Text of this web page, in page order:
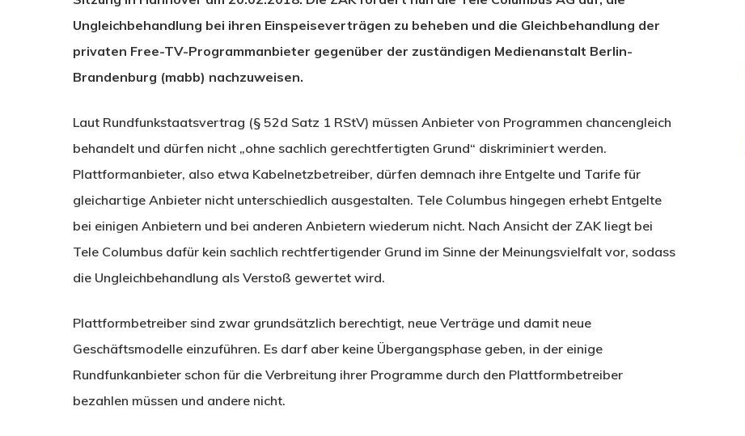
Ungleichbehandlung bei ihren Einspeiseverträgen zu beheben und die Gleichbehandlung der
privaten Free-TV-Programmanbieter gegenüber der zuständigen Medienanstalt Berlin-
Brandenburg (mabb) nachzuweisen.
Laut Rundfunkstaatsvertrag (§ 52d Satz 1 RStV) müssen Anbieter von Programmen chancengleich
behandelt und dürfen nicht „ohne sachlich gerechtfertigten Grund“ diskriminiert werden.
Plattformanbieter, also etwa Kabelnetzbetreiber, dürfen demnach ihre Entgelte und Tarife für
gleichartige Anbieter nicht unterschiedlich ausgestalten. Tele Columbus hingegen erhebt Entgelte
bei einigen Anbietern und bei anderen Anbietern wiederum nicht. Nach Ansicht der ZAK liegt bei
Tele Columbus dafür kein sachlich rechtfertigender Grund im Sinne der Meinungsvielfalt vor, sodass
die Ungleichbehandlung als Verstoß gewertet wird.
Plattformbetreiber sind zwar grundsätzlich berechtigt, neue Verträge und damit neue
Geschäftsmodelle einzuführen. Es darf aber keine Übergangsphase geben, in der einige
Rundfunkanbieter schon für die Verbreitung ihrer Programme durch den Plattformbetreiber
bezahlen müssen und andere nicht.